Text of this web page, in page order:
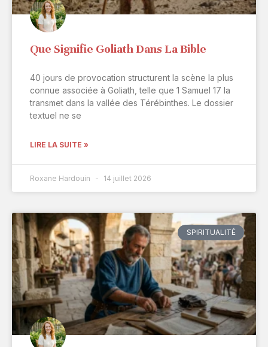
Que Signifie Goliath Dans La Bible
40 jours de provocation structurent la scène la plus
connue associée à Goliath, telle que 1 Samuel 17 la
transmet dans la vallée des Térébinthes. Le dossier
textuel ne se
LIRE LA SUITE »
Roxane Hardouin 14 juillet 2026
SPIRITUALITÉ